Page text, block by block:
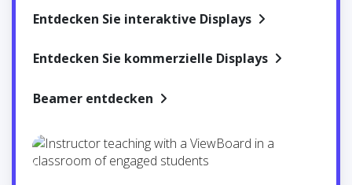
Entdecken Sie interaktive Displays
Entdecken Sie kommerzielle Displays
Beamer entdecken